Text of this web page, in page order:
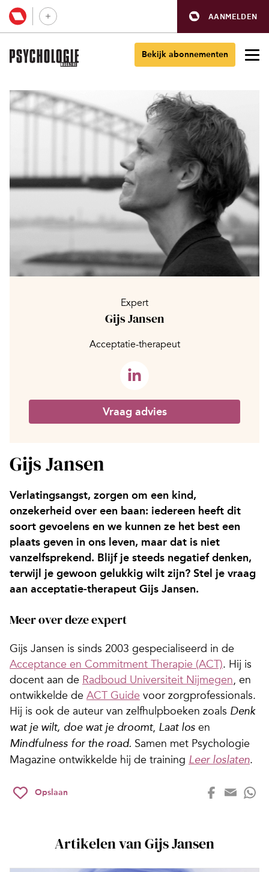
AANMELDEN
Bekijk abonnementen
Expert
Gijs Jansen
Acceptatie-therapeut
Vraag advies
Gijs Jansen
Verlatingsangst, zorgen om een kind,
onzekerheid over een baan: iedereen heeft dit
soort gevoelens en we kunnen ze het best een
plaats geven in ons leven, maar dat is niet
vanzelfsprekend. Blijf je steeds negatief denken,
terwijl je gewoon gelukkig wilt zijn? Stel je vraag
aan acceptatie-therapeut Gijs Jansen.
Meer over deze expert
Gijs Jansen is sinds 2003 gespecialiseerd in de
Acceptance en Commitment Therapie (ACT). Hij is
docent aan de Radboud Universiteit Nijmegen, en
ontwikkelde de ACT Guide voor zorgprofessionals.
Hij is ook de auteur van zelfhulpboeken zoals Denk
wat je wilt, doe wat je droomt, Laat los en
Mindfulness for the road. Samen met Psychologie
Magazine ontwikkelde hij de training Leer loslaten.
Opslaan
Artikelen van Gijs Jansen